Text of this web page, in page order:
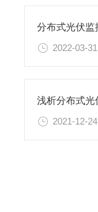
2022-03-31
2021-12-24